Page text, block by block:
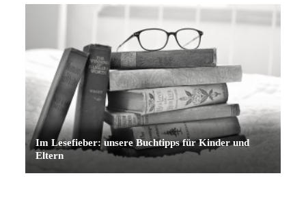
Im Lesefieber: unsere Buchtipps für Kinder und
Eltern